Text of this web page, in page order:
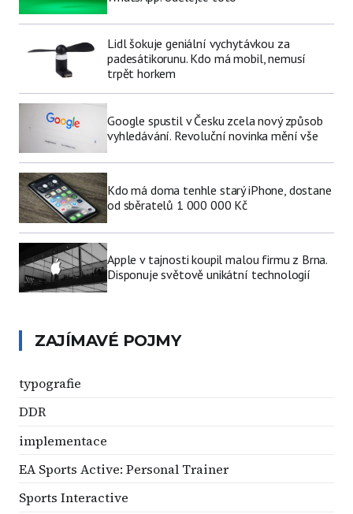
Lidl šokuje geniální vychytávkou za
padesátikorunu. Kdo má mobil, nemusí
trpět horkem
Google spustil v Česku zcela nový způsob
vyhledávání. Revoluční novinka mění vše
Kdo má doma tenhle starý iPhone, dostane
od sběratelů 1 000 000 Kč
Apple v tajnosti koupil malou firmu z Brna.
Disponuje světově unikátní technologií
ZAJÍMAVÉ POJMY
typografie
DDR
implementace
EA Sports Active: Personal Trainer
Sports Interactive